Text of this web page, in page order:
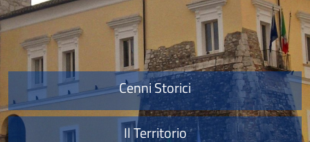
Cenni Storici
Il Territorio